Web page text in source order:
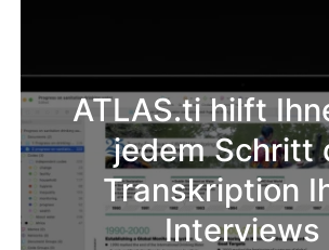
ATLAS.ti hilft
jedem Schritt
Transkription
Interviews